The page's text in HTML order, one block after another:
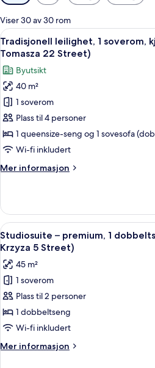
filtre
for
rom
Viser 30 av 30 rom
Åpne
alle
bildene
av
Tradisjonell
leilighet,
1
soverom,
kjøkken,
(Sw.
Street)
25
Tradisjonell leilighet, 1 soverom,
Tomasza 22 Street)
Byutsikt
40 m²
1 soverom
Plass til 4 personer
1 queensize-seng og 1 sovesofa
Wi-fi inkludert
Mer informasjon
Mer
leilighet,
soverom,
kjøkken,
byutsikt
(Sw.
Tomasza
22
Street)
Åpne
alle
bildene
av
Studiosuite
–
premium,
1
dobbeltseng,
terrasse,
37
Studiosuite – premium, 1
Krzyza 5 Street)
45 m²
1 soverom
Plass til 2 personer
1 dobbeltseng
Wi-fi inkludert
Mer informasjon
Mer